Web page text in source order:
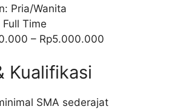
Pria/Wanita
Time
– Rp5.000.000
Kualifikasi
SMA sederajat